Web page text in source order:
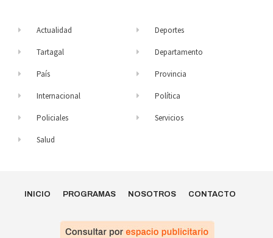
Actualidad
Tartagal
País
Internacional
Policiales
Salud
Deportes
Departamento
Provincia
Política
Servicios
INICIO PROGRAMAS NOSOTROS CONTACTO